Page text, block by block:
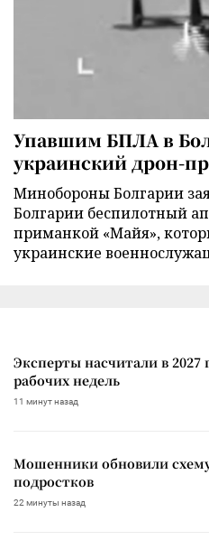
Упавшим БПЛА в
украинский дрон-
Минобороны Болгарии
Болгарии беспилотный
приманкой «Майя»,
украинские
Эксперты насчитали в 2027
рабочих недель
11 минут назад
Мошенники обновили
подростков
22 минуты назад